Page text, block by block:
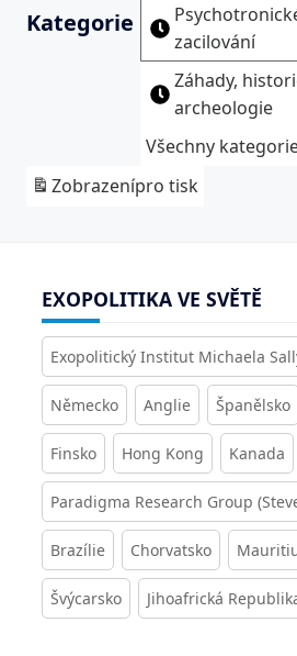
Kategorie
zacilování
Záhady,
archeologie
Všechny
Zobrazenípro tisk
EXOPOLITIKA VE SVĚTĚ
Exopolitický Institut Michaela
Německo Anglie Španělsko
Finsko Hong Kong Kanada
Paradigma Research Group
Brazílie Chorvatsko
Švýcarsko Jihoafrická